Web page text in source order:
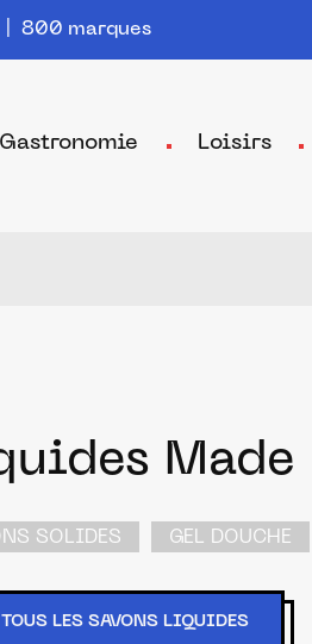
800 marques
Gastronomie Loisirs
SOLIDES GEL DOUCHE
LES SAVONS LIQUIDES